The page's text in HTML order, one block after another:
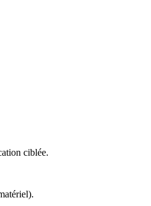
ciblée.